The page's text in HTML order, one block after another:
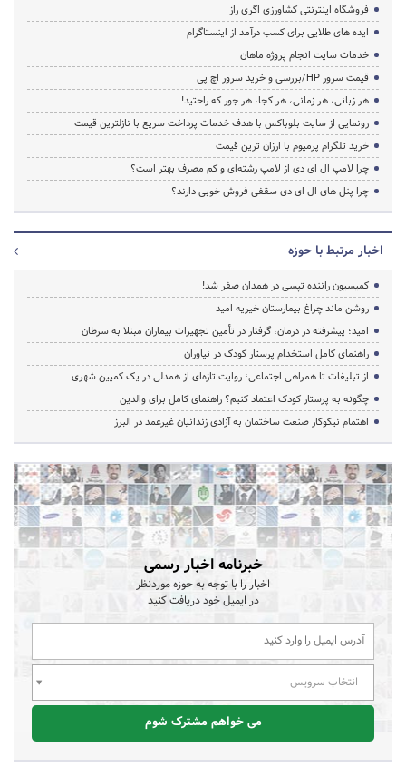
فروشگاه اینترنتی کشاورزی اگری راز
ایده های طلایی برای کسب درآمد از اینستاگرام
خدمات سایت انجام پروژه ماهان
قیمت سرور HP/بررسی و خرید سرور اچ پی
هر زبانی، هر زمانی، هر کجا، هر جور که راحتید!
رونمایی از سایت بلوباکس با هدف خدمات پرداخت سریع با نازلترین قیمت
خرید تلگرام پرمیوم با ارزان ترین قیمت
چرا لامپ ال ای دی از لامپ رشته‌ای و کم مصرف بهتر است؟
چرا پنل های ال ای دی سقفی فروش خوبی دارند؟
اخبار مرتبط با حوزه
کمیسیون راننده تپسی در همدان صفر شد!
روشن ماند چراغ بیمارستان خیریه امید
امید؛ پیشرفته در درمان، گرفتار در تأمین تجهیزات بیماران مبتلا به سرطان
راهنمای کامل استخدام پرستار کودک در نیاوران
از تبلیغات تا همراهی اجتماعی؛ روایت تازه‌ای از همدلی در یک کمپین شهری
چگونه به پرستار کودک اعتماد کنیم؟ راهنمای کامل برای والدین
اهتمام نیکوکار صنعت ساختمان به آزادی زندانیان غیرعمد در البرز
خبرنامه اخبار رسمی
اخبار را با توجه به حوزه موردنظر
در ایمیل خود دریافت کنید
انتخاب سرویس
می خواهم مشترک شوم